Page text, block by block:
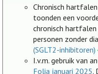
Chronisch
toonden een
chronisch
personen zonder
(SGLT2-inhibitoren)
I.v.m. gebruik van
Folia januari 2025.